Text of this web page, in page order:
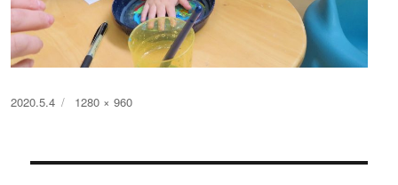
投
2020.5.4
フ
1280 × 960